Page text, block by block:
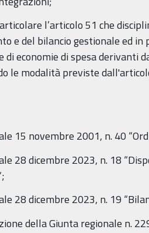
l’articolo 51 che
e del bilancio gestionale ed
di economie di spesa derivanti
le modalità previste
15 novembre 2001, n. 40
28 dicembre 2023, n. 18
28 dicembre 2023, n. 19
della Giunta regionale n.